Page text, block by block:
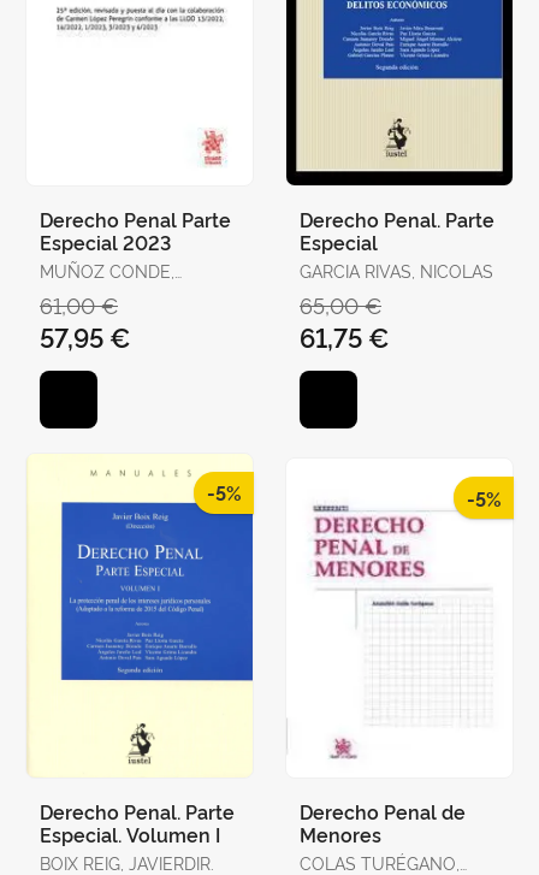
Derecho Penal Parte
Especial 2023
MUÑOZ CONDE,
61,00 €
57,95 €
Derecho Penal. Parte
Especial
GARCIA RIVAS, NICOLAS
65,00 €
61,75 €
-5%
Derecho Penal. Parte
Especial. Volumen I
BOIX REIG, JAVIERDIR.
-5%
Derecho Penal de
Menores
COLAS TURÉGANO,